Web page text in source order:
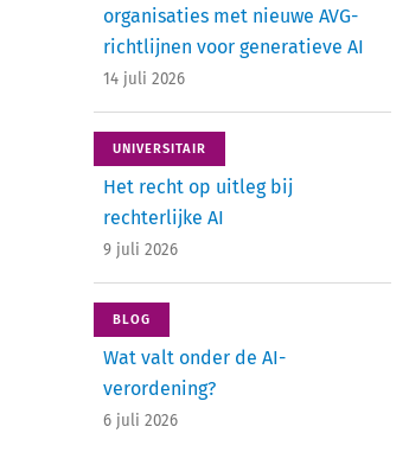
organisaties met nieuwe AVG-
richtlijnen voor generatieve AI
14 juli 2026
UNIVERSITAIR
Het recht op uitleg bij
rechterlijke AI
9 juli 2026
BLOG
Wat valt onder de AI-
verordening?
6 juli 2026